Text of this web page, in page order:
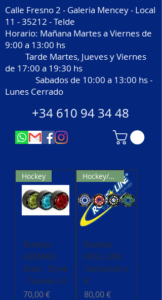
+34 610 94 34 48
Calle Fresno 2 - Galeria Mencey - Local
11 - 35212 - Telde
Horario: Mañana Martes a Viernes de
9:00 a 13:00 hs
Tarde Martes, Jueves y Viernes
de 17:00 a 19:30 hs
Sabados de 10:00 a 13:00 hs -
Lunes Cerrado
Hockey
Ruedas
AZEMAD
Duel - Drive
- Tunnel x 8
Precio
70,00 €
Hockey/Derby
Ruedas
ROLL LINE
Centurion x
8
Precio
80,00 €